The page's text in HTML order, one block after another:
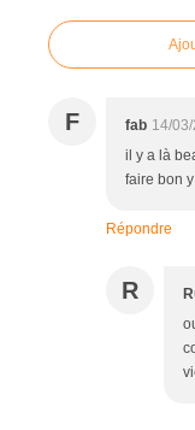
F fab 14/
il y a là
faire bon
Répondre
R